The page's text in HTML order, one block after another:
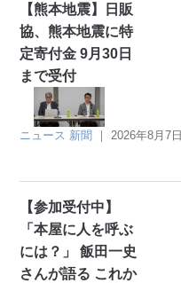
【熊本地震】日販
協、熊本地震に特
定寄付金 9月30日
まで受付
ニュース 新聞 ｜2026年8月7日
【参加受付中】
「本屋に人を呼ぶ
には？」 飯田一史
さんが語る これか